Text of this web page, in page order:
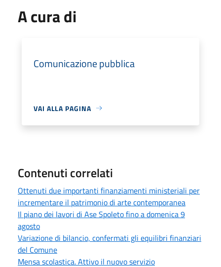
A cura di
Comunicazione pubblica
VAI ALLA PAGINA
Contenuti correlati
Ottenuti due importanti finanziamenti ministeriali per
incrementare il patrimonio di arte contemporanea
Il piano dei lavori di Ase Spoleto fino a domenica 9
agosto
Variazione di bilancio, confermati gli equilibri finanziari
del Comune
Mensa scolastica. Attivo il nuovo servizio